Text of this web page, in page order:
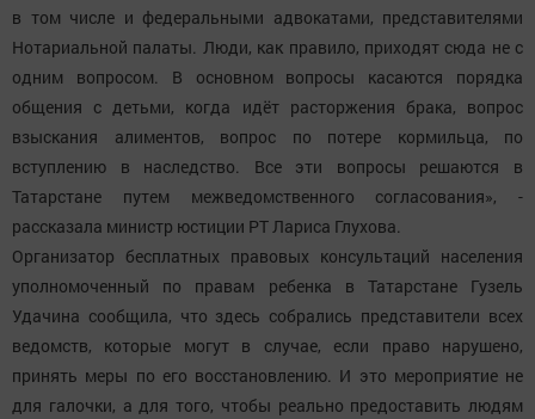
в том числе и федеральными адвокатами, представителями
Нотариальной палаты. Люди, как правило, приходят сюда не с
одним вопросом. В основном вопросы касаются порядка
общения с детьми, когда идёт расторжения брака, вопрос
взыскания алиментов, вопрос по потере кормильца, по
вступлению в наследство. Все эти вопросы решаются в
Татарстане путем межведомственного согласования», -
рассказала министр юстиции РТ Лариса Глухова.
Организатор бесплатных правовых консультаций населения
уполномоченный по правам ребенка в Татарстане Гузель
Удачина сообщила, что здесь собрались представители всех
ведомств, которые могут в случае, если право нарушено,
принять меры по его восстановлению. И это мероприятие не
для галочки, а для того, чтобы реально предоставить людям